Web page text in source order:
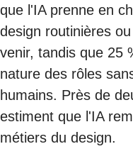
que l'IA prenne en
design routinières
venir, tandis que 25
nature des rôles
humains. Près de
estiment que l'IA
métiers du design.